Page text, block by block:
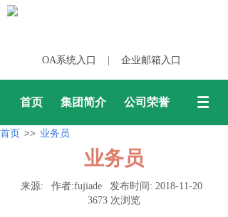
OA系统入口 企业邮箱入口
首页 集团简介 公司荣誉
首页 >> 业务员
业务员
来源: 作者:fujiade 发布时间: 2018-11-20
3673 次浏览